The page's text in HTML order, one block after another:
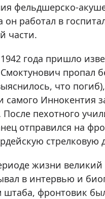
фельдшерско-
работал в
части.
года пришло
пропал
что
самого Иннокентия
После пехотного
отправился на
стрелковую
жизни великий
в интервью и
штаба, фронтовик